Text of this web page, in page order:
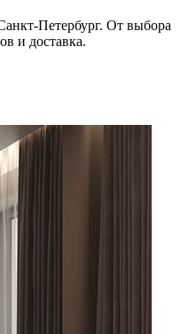
Петербург. От выбора
и доставка.